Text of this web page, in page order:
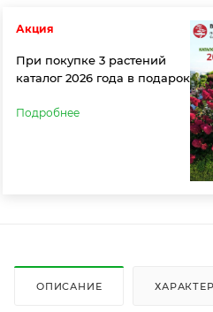
Акция
При покупке 3 растений
каталог 2026 года в подарок
Подробнее
ОПИСАНИЕ